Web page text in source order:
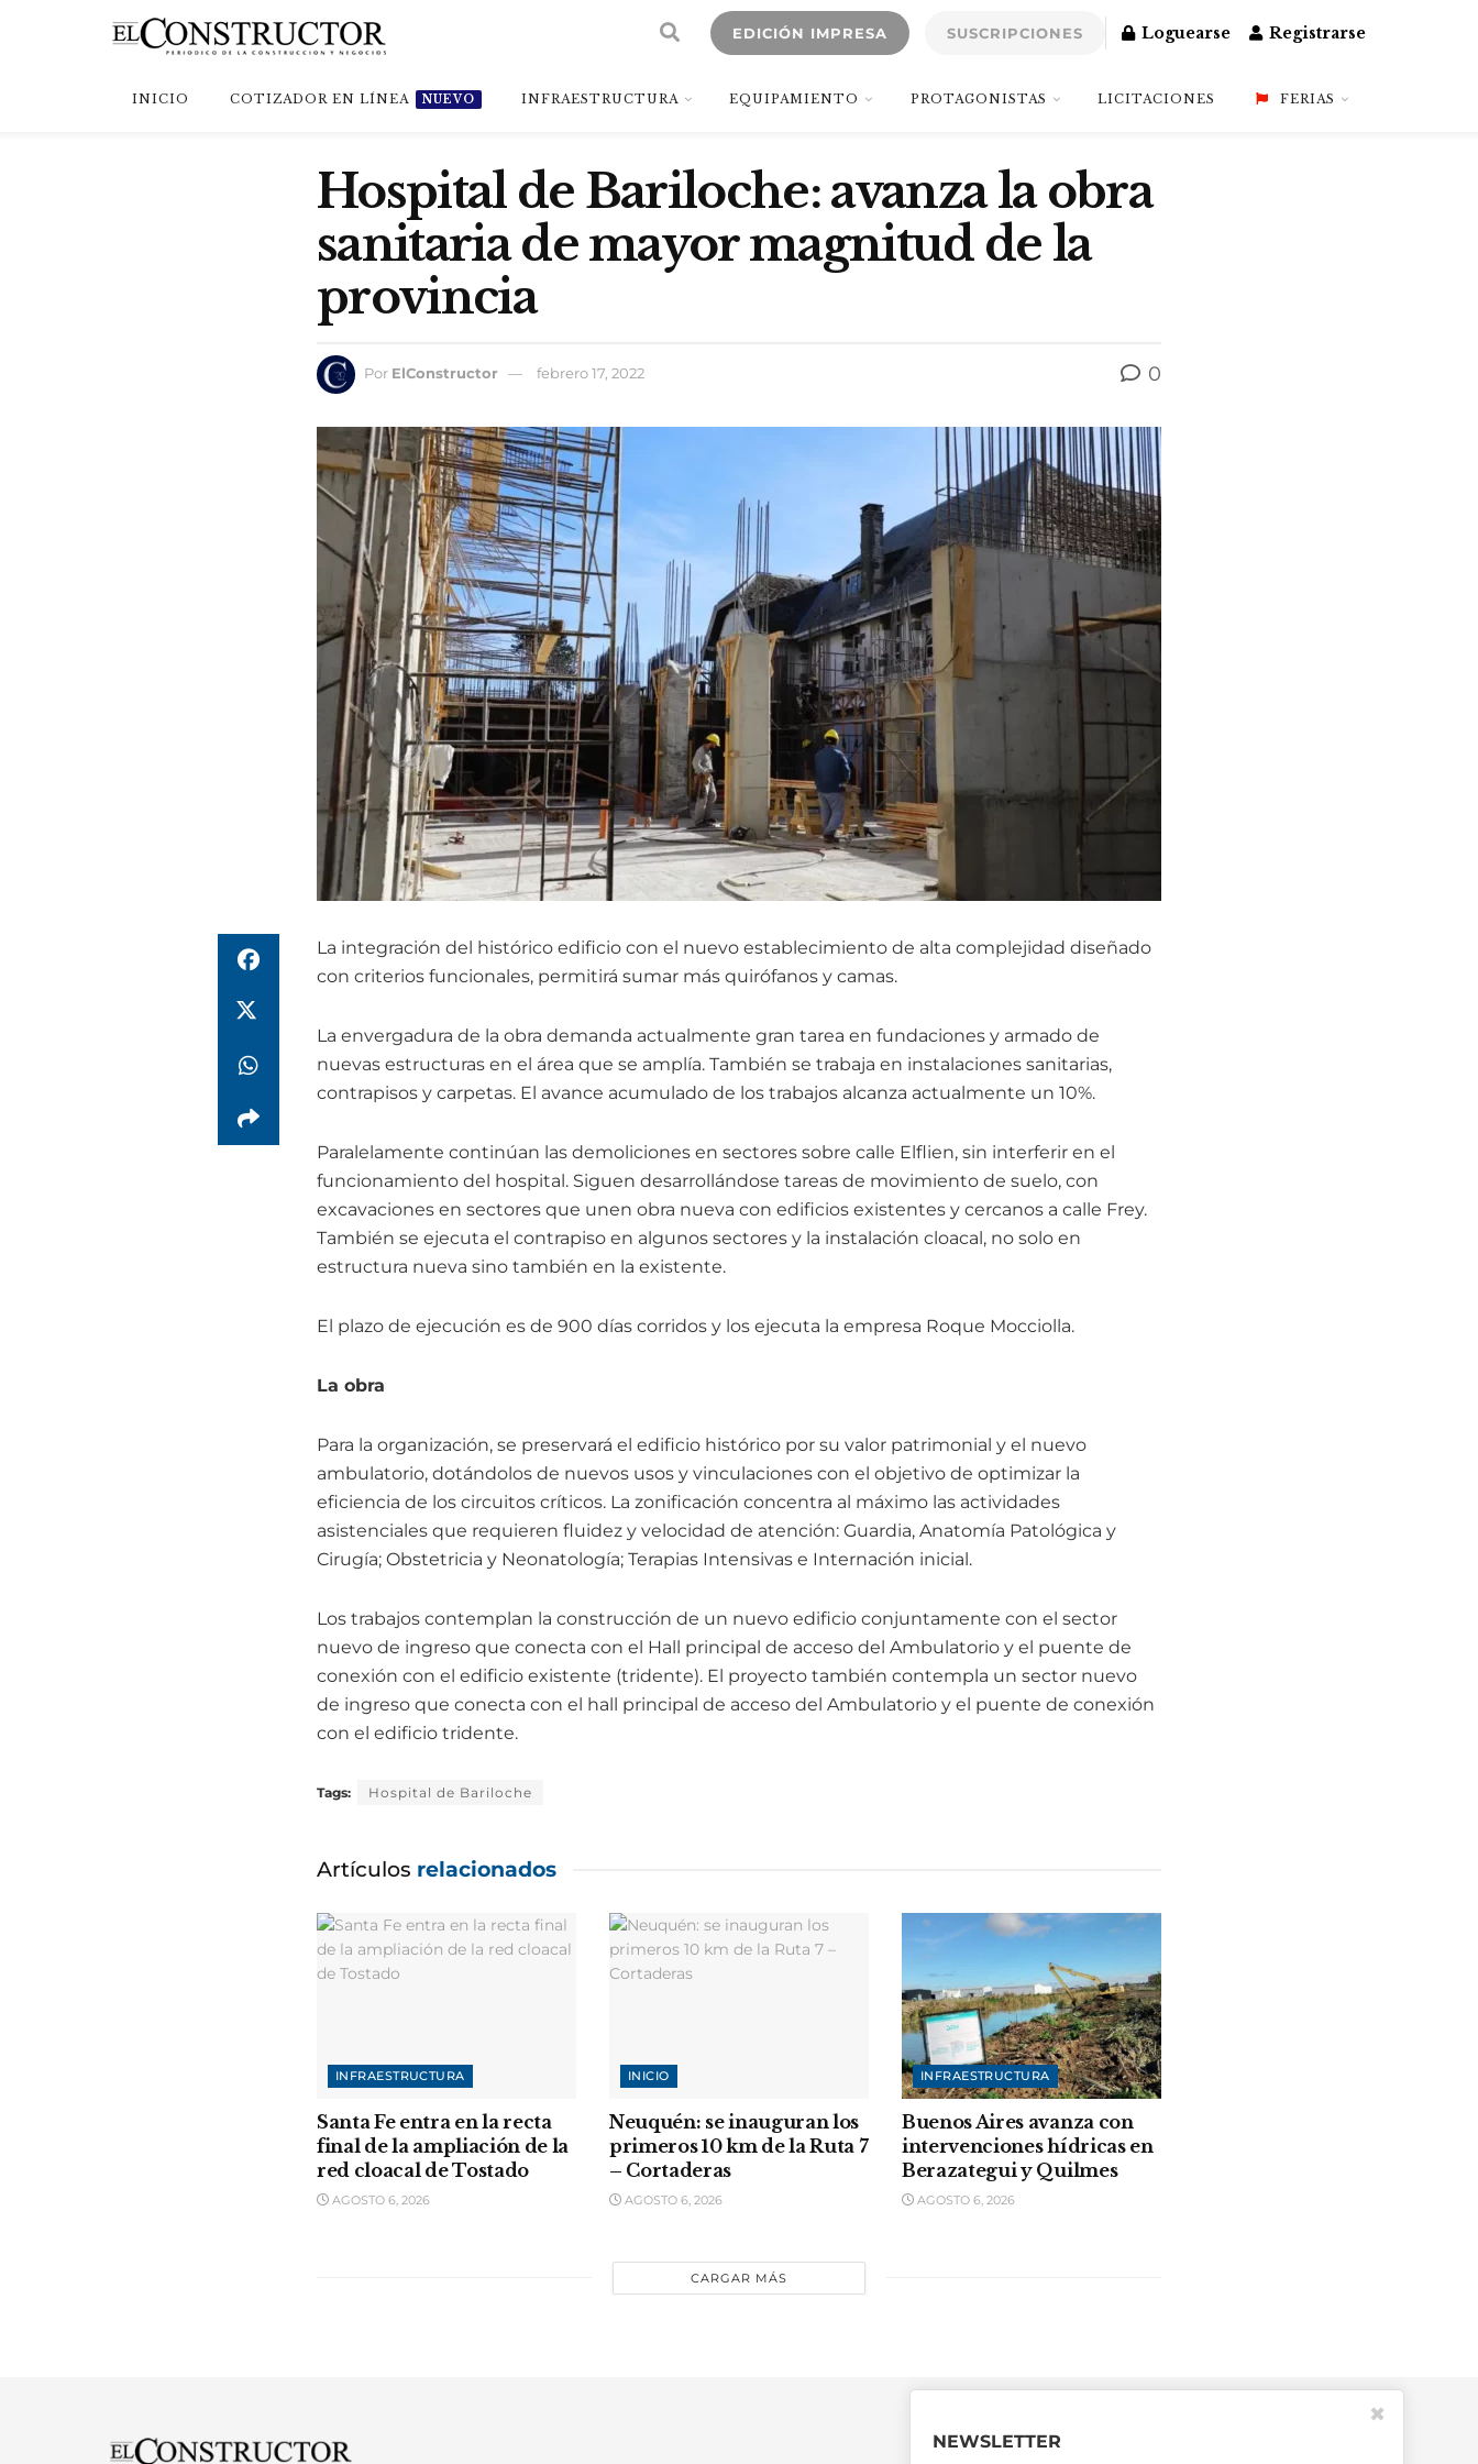
EDICIÓN IMPRESA SUSCRIPCIONES Loguearse Registrarse
INICIO COTIZADOR EN LÍNEA NUEVO INFRAESTRUCTURA EQUIPAMIENTO PROTAGONISTAS LICITACIONES FERIAS
Hospital de Bariloche: avanza la obra
sanitaria de mayor magnitud de la
provincia
Por ElConstructor febrero 17, 2022 0
La integración del histórico edificio con el nuevo establecimiento de alta complejidad diseñado
con criterios funcionales, permitirá sumar más quirófanos y camas.
La envergadura de la obra demanda actualmente gran tarea en fundaciones y armado de
nuevas estructuras en el área que se amplía. También se trabaja en instalaciones sanitarias,
contrapisos y carpetas. El avance acumulado de los trabajos alcanza actualmente un 10%.
Paralelamente continúan las demoliciones en sectores sobre calle Elflien, sin interferir en el
funcionamiento del hospital. Siguen desarrollándose tareas de movimiento de suelo, con
excavaciones en sectores que unen obra nueva con edificios existentes y cercanos a calle Frey.
También se ejecuta el contrapiso en algunos sectores y la instalación cloacal, no solo en
estructura nueva sino también en la existente.
El plazo de ejecución es de 900 días corridos y los ejecuta la empresa Roque Mocciolla.
La obra
Para la organización, se preservará el edificio histórico por su valor patrimonial y el nuevo
ambulatorio, dotándolos de nuevos usos y vinculaciones con el objetivo de optimizar la
eficiencia de los circuitos críticos. La zonificación concentra al máximo las actividades
asistenciales que requieren fluidez y velocidad de atención: Guardia, Anatomía Patológica y
Cirugía; Obstetricia y Neonatología; Terapias Intensivas e Internación inicial.
Los trabajos contemplan la construcción de un nuevo edificio conjuntamente con el sector
nuevo de ingreso que conecta con el Hall principal de acceso del Ambulatorio y el puente de
conexión con el edificio existente (tridente). El proyecto también contempla un sector nuevo
de ingreso que conecta con el hall principal de acceso del Ambulatorio y el puente de conexión
con el edificio tridente.
Tags: Hospital de Bariloche
Artículos relacionados
INFRAESTRUCTURA
Santa Fe entra en la recta
final de la ampliación de la
red cloacal de Tostado
AGOSTO 6, 2026
INICIO
Neuquén: se inauguran los
primeros 10 km de la Ruta 7
– Cortaderas
AGOSTO 6, 2026
INFRAESTRUCTURA
Buenos Aires avanza con
intervenciones hídricas en
Berazategui y Quilmes
AGOSTO 6, 2026
CARGAR MÁS
NEWSLETTER
✖